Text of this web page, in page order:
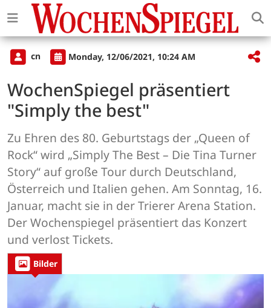
cn Monday, 12/06/2021, 10:24 AM
WochenSpiegel präsentiert
"Simply the best"
Zu Ehren des 80. Geburtstags der „Queen of
Rock“ wird „Simply The Best – Die Tina Turner
Story“ auf große Tour durch Deutschland,
Österreich und Italien gehen. Am Sonntag, 16.
Januar, macht sie in der Trierer Arena Station.
Der Wochenspiegel präsentiert das Konzert
und verlost Tickets.
Bilder